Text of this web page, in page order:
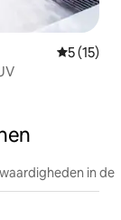
5 (15)
in de